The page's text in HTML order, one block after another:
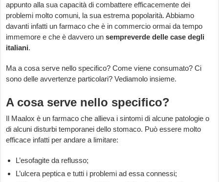
appunto alla sua capacità di combattere efficacemente dei
problemi molto comuni, la sua estrema popolarità. Abbiamo
davanti infatti un farmaco che è in commercio ormai da tempo
immemore e che è davvero unsempreverde delle case degli
italiani.
Ma a cosa serve nello specifico? Come viene consumato? Ci
sono delle avvertenze particolari? Vediamolo insieme.
A cosa serve nello specifico?
Il Maalox è un farmaco che allieva i sintomi di alcune patologie o
di alcuni disturbi temporanei dello stomaco. Può essere molto
efficace infatti per andare a limitare:
L’esofagite da reflusso;
L’ulcera peptica e tutti i problemi ad essa connessi;